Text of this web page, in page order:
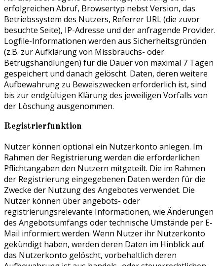
erfolgreichen Abruf, Browsertyp nebst Version, das
Betriebssystem des Nutzers, Referrer URL (die zuvor
besuchte Seite), IP-Adresse und der anfragende Provider.
Logfile-Informationen werden aus Sicherheitsgründen
(z.B. zur Aufklärung von Missbrauchs- oder
Betrugshandlungen) für die Dauer von maximal 7 Tagen
gespeichert und danach gelöscht. Daten, deren weitere
Aufbewahrung zu Beweiszwecken erforderlich ist, sind
bis zur endgültigen Klärung des jeweiligen Vorfalls von
der Löschung ausgenommen.
Registrierfunktion
Nutzer können optional ein Nutzerkonto anlegen. Im
Rahmen der Registrierung werden die erforderlichen
Pflichtangaben den Nutzern mitgeteilt. Die im Rahmen
der Registrierung eingegebenen Daten werden für die
Zwecke der Nutzung des Angebotes verwendet. Die
Nutzer können über angebots- oder
registrierungsrelevante Informationen, wie Änderungen
des Angebotsumfangs oder technische Umstände per E-
Mail informiert werden. Wenn Nutzer ihr Nutzerkonto
gekündigt haben, werden deren Daten im Hinblick auf
das Nutzerkonto gelöscht, vorbehaltlich deren